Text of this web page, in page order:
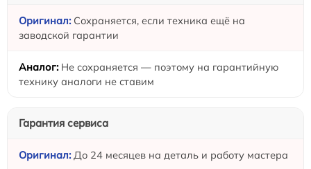
Сохраняется, если техника ещё на
заводской гарантии
Не сохраняется — поэтому на гарантийную
технику аналоги не ставим
Гарантия сервиса
До 24 месяцев на деталь и работу мастера